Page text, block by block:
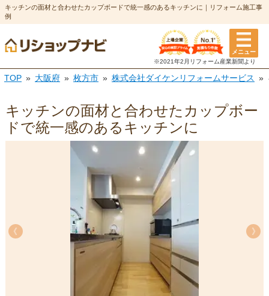
キッチンの面材と合わせたカップボードで統一感のあるキッチンに｜リフォーム施工事
例
メニュー
※2021年2月リフォーム産業新聞より
TOP 大阪府 枚方市 株式会社ダイケンリフォームサービス
キッチンの面材と合わせたカップボー
ドで統一感のあるキッチンに
《
《